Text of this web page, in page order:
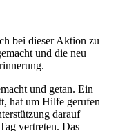
bei dieser Aktion zu
und die neu
und getan. Ein
hat um Hilfe gerufen
darauf
vertreten. Das